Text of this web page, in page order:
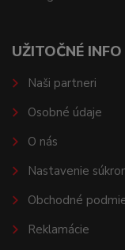
UŽITOČNÉ INFO
Naši partneri
Osobné údaje
O nás
Nastavenie
Obchodné
Reklamácie